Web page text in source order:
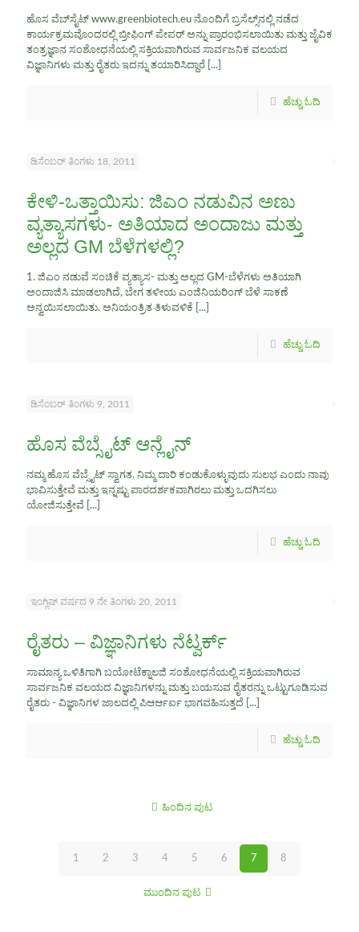
ಹೊಸ ವೆಬ್‌ಸೈಟ್ www.greenbiotech.eu ನೊಂದಿಗೆ ಬ್ರಸೆಲ್ಸ್‌ನಲ್ಲಿ ನಡೆದ
ಕಾರ್ಯಕ್ರಮವೊಂದರಲ್ಲಿ ಬ್ರೀಫಿಂಗ್ ಪೇಪರ್ ಅನ್ನು ಪ್ರಾರಂಭಿಸಲಾಯಿತು ಮತ್ತು ಜೈವಿಕ
ತಂತ್ರಜ್ಞಾನ ಸಂಶೋಧನೆಯಲ್ಲಿ ಸಕ್ರಿಯವಾಗಿರುವ ಸಾರ್ವಜನಿಕ ವಲಯದ
ವಿಜ್ಞಾನಿಗಳು ಮತ್ತು ರೈತರು ಇದನ್ನು ತಯಾರಿಸಿದ್ದಾರೆ [...]
ಹೆಚ್ಚು ಓದಿ
ಡಿಸೆಂಬರ್ ತಿಂಗಳು 18, 2011
ಕೇಳಿ-ಒತ್ತಾಯಿಸು: ಜಿಎಂ ನಡುವಿನ ಅಣು
ವ್ಯತ್ಯಾಸಗಳು- ಅತಿಯಾದ ಅಂದಾಜು ಮತ್ತು
ಅಲ್ಲದ GM ಬೆಳೆಗಳಲ್ಲಿ?
1. ಜಿಎಂ ನಡುವೆ ಸಂಚಿಕೆ ವ್ಯತ್ಯಾಸ- ಮತ್ತು ಅಲ್ಲದ GM-ಬೆಳೆಗಳು ಅತಿಯಾಗಿ
ಅಂದಾಜಿಸಿ ಮಾಡಲಾಗಿದೆ, ಬೇಗ ತಳೀಯ ಎಂಜಿನಿಯರಿಂಗ್ ಬೆಳೆ ಸಾಕಣೆ
ಅನ್ವಯಿಸಲಾಯಿತು. ಅನಿಯಂತ್ರಿತ ತಿಳುವಳಿಕೆ [...]
ಹೆಚ್ಚು ಓದಿ
ಡಿಸೆಂಬರ್ ತಿಂಗಳು 9, 2011
ಹೊಸ ವೆಬ್ಸೈಟ್ ಆನ್ಲೈನ್
ನಮ್ಮ ಹೊಸ ವೆಬ್ಸೈಟ್ ಸ್ವಾಗತ. ನಿಮ್ಮ ದಾರಿ ಕಂಡುಕೊಳ್ಳುವುದು ಸುಲಭ ಎಂದು ನಾವು
ಭಾವಿಸುತ್ತೇವೆ ಮತ್ತು ಇನ್ನಷ್ಟು ಪಾರದರ್ಶಕವಾಗಿರಲು ಮತ್ತು ಒದಗಿಸಲು
ಯೋಜಿಸುತ್ತೇವೆ [...]
ಹೆಚ್ಚು ಓದಿ
ಇಂಗ್ಲಿಷ್ ವರ್ಷದ 9 ನೇ ತಿಂಗಳು 20, 2011
ರೈತರು – ವಿಜ್ಞಾನಿಗಳು ನೆಟ್ವರ್ಕ್
ಸಾಮಾನ್ಯ ಒಳಿತಿಗಾಗಿ ಬಯೋಟೆಕ್ನಾಲಜಿ ಸಂಶೋಧನೆಯಲ್ಲಿ ಸಕ್ರಿಯವಾಗಿರುವ
ಸಾರ್ವಜನಿಕ ವಲಯದ ವಿಜ್ಞಾನಿಗಳನ್ನು ಮತ್ತು ಬಯಸುವ ರೈತರನ್ನು ಒಟ್ಟುಗೂಡಿಸುವ
ರೈತರು - ವಿಜ್ಞಾನಿಗಳ ಜಾಲದಲ್ಲಿ ಪಿಆರ್ಆರ್ಐ ಭಾಗವಹಿಸುತ್ತದೆ [...]
ಹೆಚ್ಚು ಓದಿ
ಹಿಂದಿನ ಪುಟ
1 2 3 4 5 6 7 8
ಮುಂದಿನ ಪುಟ